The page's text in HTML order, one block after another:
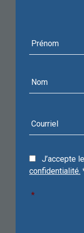
J’accepte
confidentialité.
*